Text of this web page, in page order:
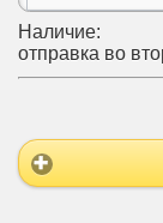
Наличие:
отправка во